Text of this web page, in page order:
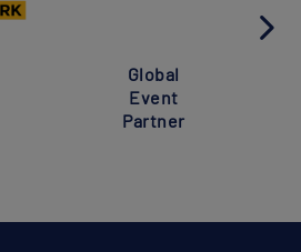
Global
Event
Partner